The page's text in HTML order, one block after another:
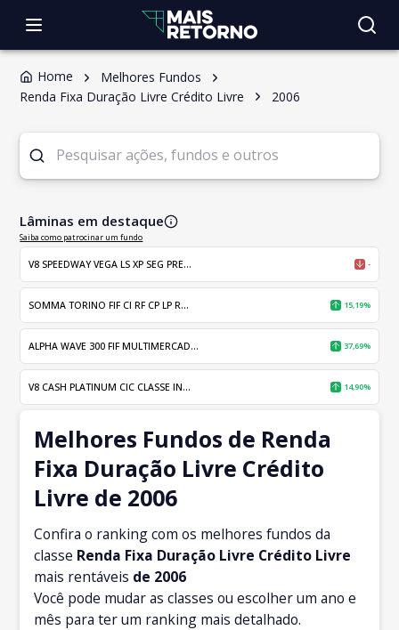
Home
Melhores Fundos
Renda Fixa Duração Livre Crédito Livre
2006
Lâminas em destaque
Saiba como patrocinar um fundo
V8 SPEEDWAY VEGA LS XP SEG PRE... -
SOMMA TORINO FIF CI RF CP LP R... 15,19%
ALPHA WAVE 300 FIF MULTIMERCAD... 37,69%
V8 CASH PLATINUM CIC CLASSE IN... 14,90%
Melhores Fundos de Renda
Fixa Duração Livre Crédito
Livre de 2006
Confira o ranking com os melhores fundos da
classe Renda Fixa Duração Livre Crédito Livre
mais rentáveis de 2006
Você pode mudar as classes ou escolher um ano e
mês para ter um ranking mais detalhado.